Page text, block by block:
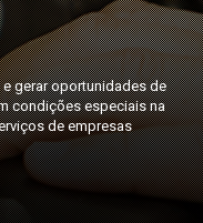
gerar oportunidades de
condições especiais na
de empresas